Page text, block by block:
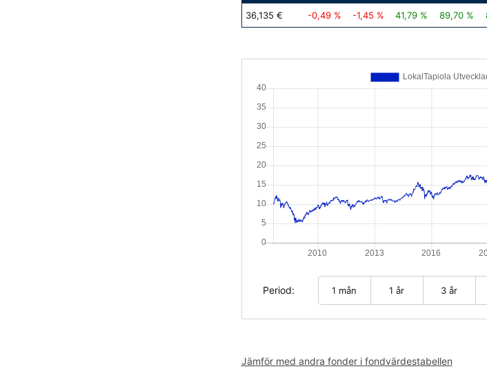
36,135 € -0,49 % -1,45 % 41,79 % 89,70 %
Period: 1 mån 1 år 3 år
Jämför med andra fonder i fondvärdestabellen